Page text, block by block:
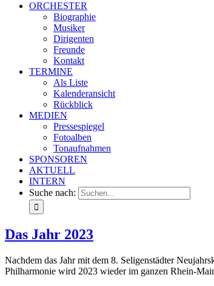
ORCHESTER
Biographie
Musiker
Dirigenten
Freunde
Kontakt
TERMINE
Als Liste
Kalenderansicht
Rückblick
MEDIEN
Pressespiegel
Fotoalben
Tonaufnahmen
SPONSOREN
AKTUELL
INTERN
Suche nach:
Das Jahr 2023
Nachdem das Jahr mit dem 8. Seligenstädter
Philharmonie wird 2023 wieder im ganzen Rhein-